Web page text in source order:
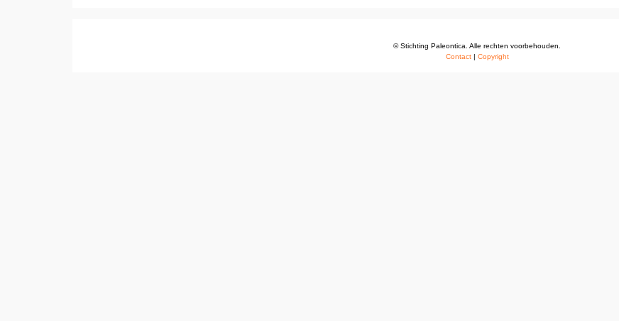
© Stichting Paleontica. Alle rechten voorbehouden.
Contact| Copyright